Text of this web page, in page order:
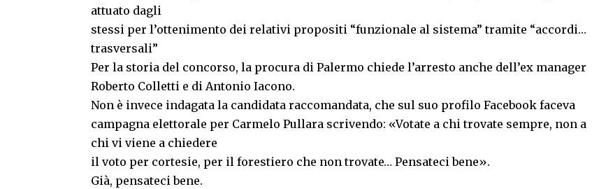
attuato dagli
stessi per l’ottenimento dei relativi propositi “funzionale al sistema” tramite “accordi…
trasversali”
Per la storia del concorso, la procura di Palermo chiede l’arresto anche dell’ex manager
Roberto Colletti e di Antonio Iacono.
Non è invece indagata la candidata raccomandata, che sul suo profilo Facebook faceva
campagna elettorale per Carmelo Pullara scrivendo: «Votate a chi trovate sempre, non a
chi vi viene a chiedere
il voto per cortesie, per il forestiero che non trovate… Pensateci bene».
Già, pensateci bene.